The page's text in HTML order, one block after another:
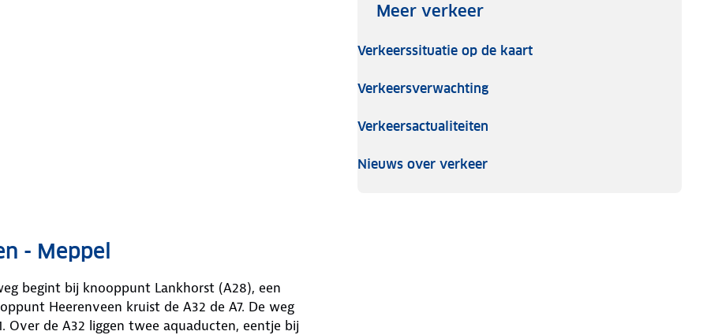
Meer verkeer
Verkeerssituatie op de kaart
Verkeersverwachting
Verkeersactualiteiten
Nieuws over verkeer
- Meppel
begint bij knooppunt Lankhorst (A28), een
Heerenveen kruist de A32 de A7. De weg
de A32 liggen twee aquaducten, eentje bij